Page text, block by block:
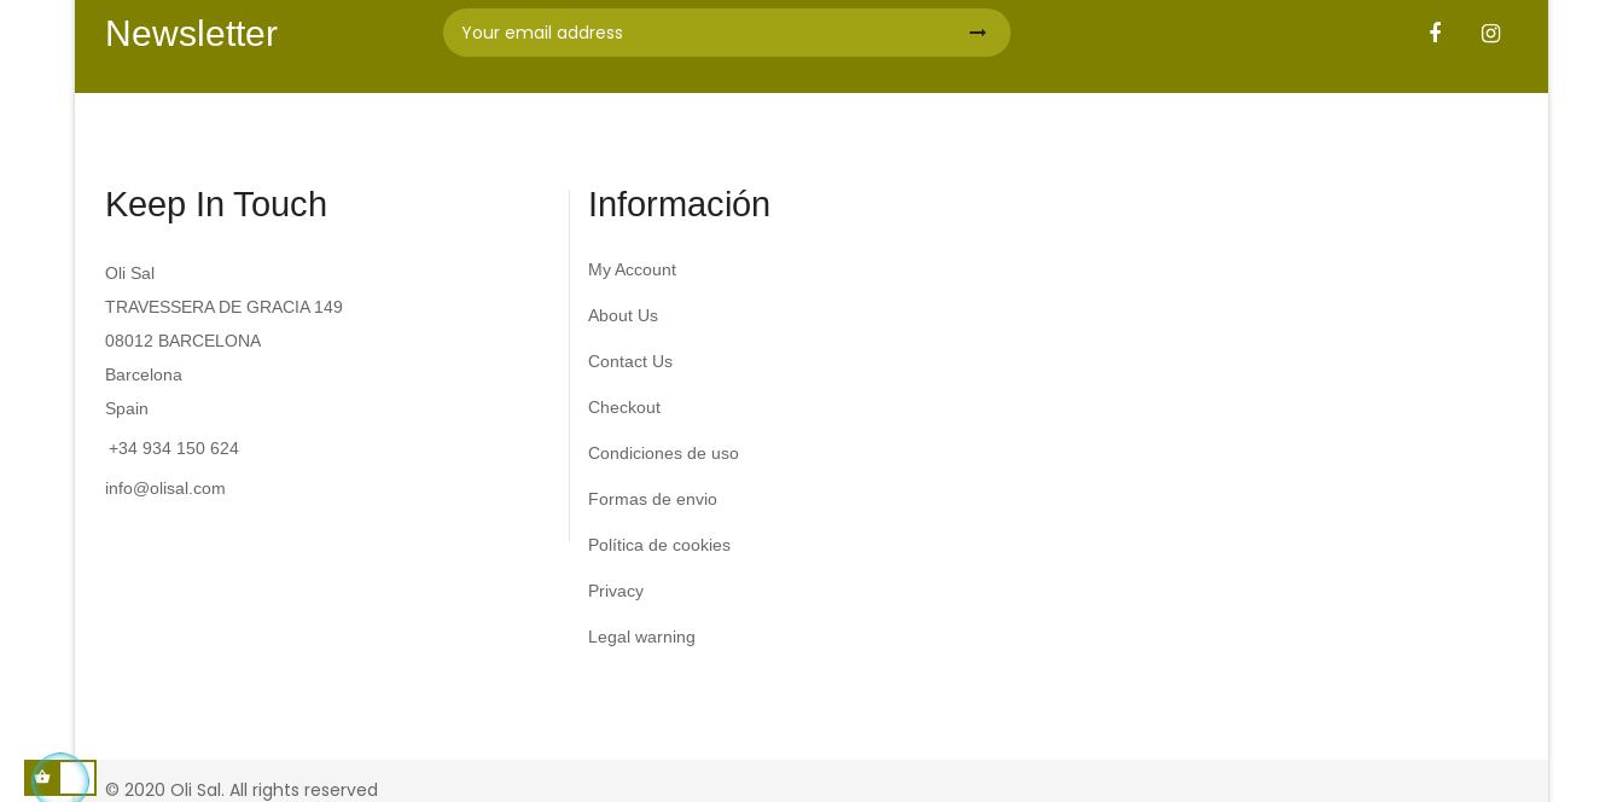
Newsletter
Keep In Touch
Oli Sal
TRAVESSERA DE GRACIA 149
08012 BARCELONA
Barcelona
Spain
+34 934 150 624
info@olisal.com
Información
My Account
About Us
Contact Us
Checkout
Condiciones de uso
Formas de envio
Política de cookies
Privacy
Legal warning
© 2020 Oli Sal. All rights reserved